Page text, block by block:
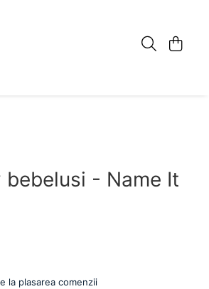
bebelusi - Name It
la plasarea comenzii